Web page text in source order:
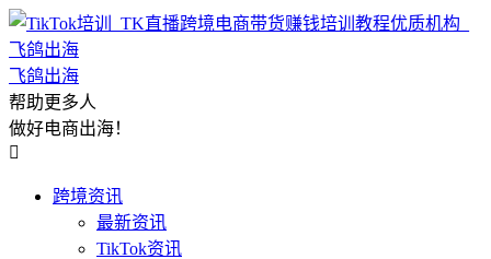
飞鸽出海
帮助更多人
做好电商出海！

跨境资讯
最新资讯
TikTok资讯